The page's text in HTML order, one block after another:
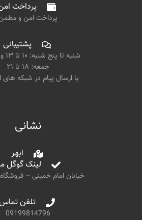
پرداخت
پرداخت امن و
پشتیبانی
شنبه تا پنج شنبه: ۱۰ تا ۱۳ و ۱۷ تا ۲۱
جمعه: ۱۸ تا ۲۱
یا ارسال پیام در شبکه های
نشانی
ابهر
لینک گوگل
خیابان امام خمینی –
تلفن
09199814796